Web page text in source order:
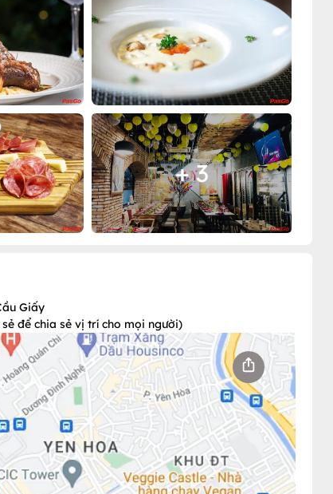
+ 3
Giấy
để chia sẻ vị trí cho mọi người)